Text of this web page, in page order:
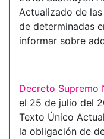
Actualizado de
de determinadas
informar sobre
Decreto Supremo
el 25 de julio del
Texto Único
la obligación de